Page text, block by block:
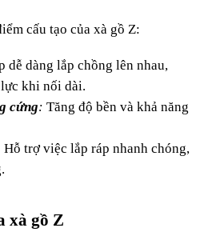
cấu tạo của xà gồ Z:
dễ dàng lắp chồng lên nhau,
khi nối dài.
cứng: Tăng độ bền và khả năng
Hỗ trợ việc lắp ráp nhanh chóng,
xà gồ Z